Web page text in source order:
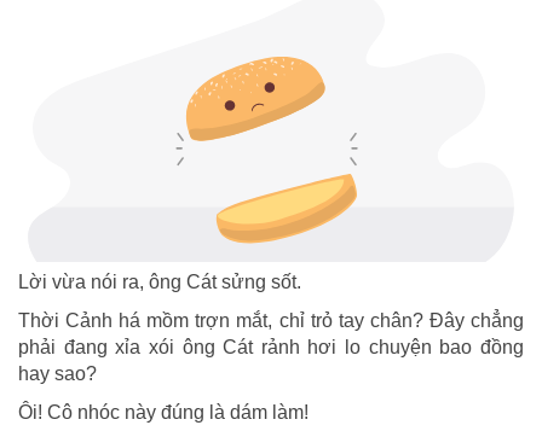
Lời vừa nói ra, ông Cát sửng sốt.
Thời Cảnh há mồm trợn mắt, chỉ trỏ tay chân? Đây chẳng
phải đang xỉa xói ông Cát rảnh hơi lo chuyện bao đồng
hay sao?
Ôi! Cô nhóc này đúng là dám làm!